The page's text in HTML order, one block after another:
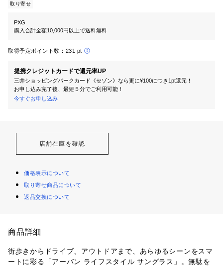
取り寄せ
PXG
購入合計金額10,000円以上で送料無料
取得予定ポイント数： 231 pt
提携クレジットカードで還元率UP
三井ショッピングパークカード《セゾン》なら更に¥100につき1pt還元！
お申し込み完了後、最短５分でご利用可能！
今すぐお申し込み
店舗在庫を確認
価格表示について
取り寄せ商品について
返品交換について
商品詳細
街歩きからドライブ、アウトドアまで、あらゆるシーンをスマ
ートに彩る「アーバン ライフスタイル サングラス」。無駄を